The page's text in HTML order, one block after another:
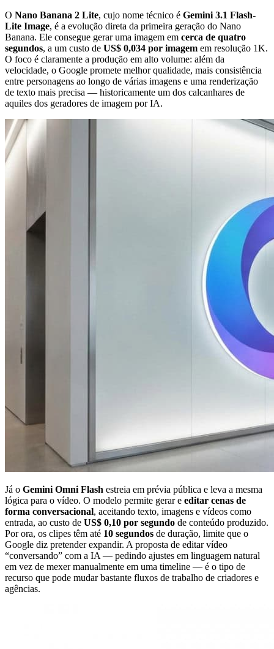
O Nano Banana 2 Lite, cujo nome técnico é Gemini 3.1 Flash-
Lite Image, é a evolução direta da primeira geração do Nano
Banana. Ele consegue gerar uma imagem em cerca de quatro
segundos, a um custo de US$ 0,034 por imagem em resolução 1K.
O foco é claramente a produção em alto volume: além da
velocidade, o Google promete melhor qualidade, mais consistência
entre personagens ao longo de várias imagens e uma renderização
de texto mais precisa — historicamente um dos calcanhares de
aquiles dos geradores de imagem por IA.
Já o Gemini Omni Flash estreia em prévia pública e leva a mesma
lógica para o vídeo. O modelo permite gerar e editar cenas de
forma conversacional, aceitando texto, imagens e vídeos como
entrada, ao custo de US$ 0,10 por segundo de conteúdo produzido.
Por ora, os clipes têm até 10 segundos de duração, limite que o
Google diz pretender expandir. A proposta de editar vídeo
“conversando” com a IA — pedindo ajustes em linguagem natural
em vez de mexer manualmente em uma timeline — é o tipo de
recurso que pode mudar bastante fluxos de trabalho de criadores e
agências.